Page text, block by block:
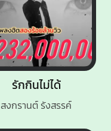
รักกินไม่ได้
สงกรานต์ รังสรรค์